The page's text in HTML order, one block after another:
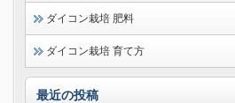
ダイコン栽培 肥料
ダイコン栽培 育て方
最近の投稿